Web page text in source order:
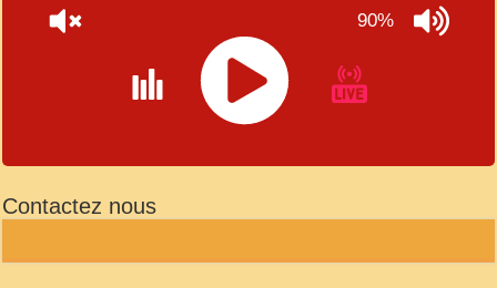
90%
PLAYER
and
Contactez nous